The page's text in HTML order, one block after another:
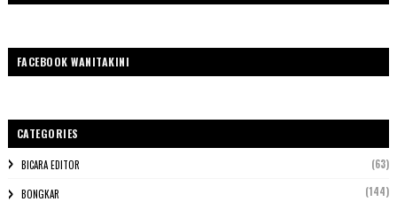
FACEBOOK WANITAKINI
CATEGORIES
BICARA EDITOR (63)
BONGKAR (144)